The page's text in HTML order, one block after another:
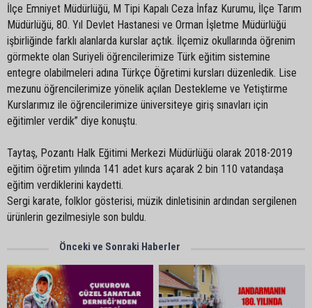
İlçe Emniyet Müdürlüğü, M Tipi Kapalı Ceza İnfaz Kurumu, İlçe Tarım
Müdürlüğü, 80. Yıl Devlet Hastanesi ve Orman İşletme Müdürlüğü
işbirliğinde farklı alanlarda kurslar açtık. İlçemiz okullarında öğrenim
görmekte olan Suriyeli öğrencilerimize Türk eğitim sistemine
entegre olabilmeleri adına Türkçe Öğretimi kursları düzenledik. Lise
mezunu öğrencilerimize yönelik açılan Destekleme ve Yetiştirme
Kurslarımız ile öğrencilerimize üniversiteye giriş sınavları için
eğitimler verdik” diye konuştu.
Taytaş, Pozantı Halk Eğitimi Merkezi Müdürlüğü olarak 2018-2019
eğitim öğretim yılında 141 adet kurs açarak 2 bin 110 vatandaşa
eğitim verdiklerini kaydetti.
Sergi karate, folklor gösterisi, müzik dinletisinin ardından sergilenen
ürünlerin gezilmesiyle son buldu.
Önceki ve Sonraki Haberler